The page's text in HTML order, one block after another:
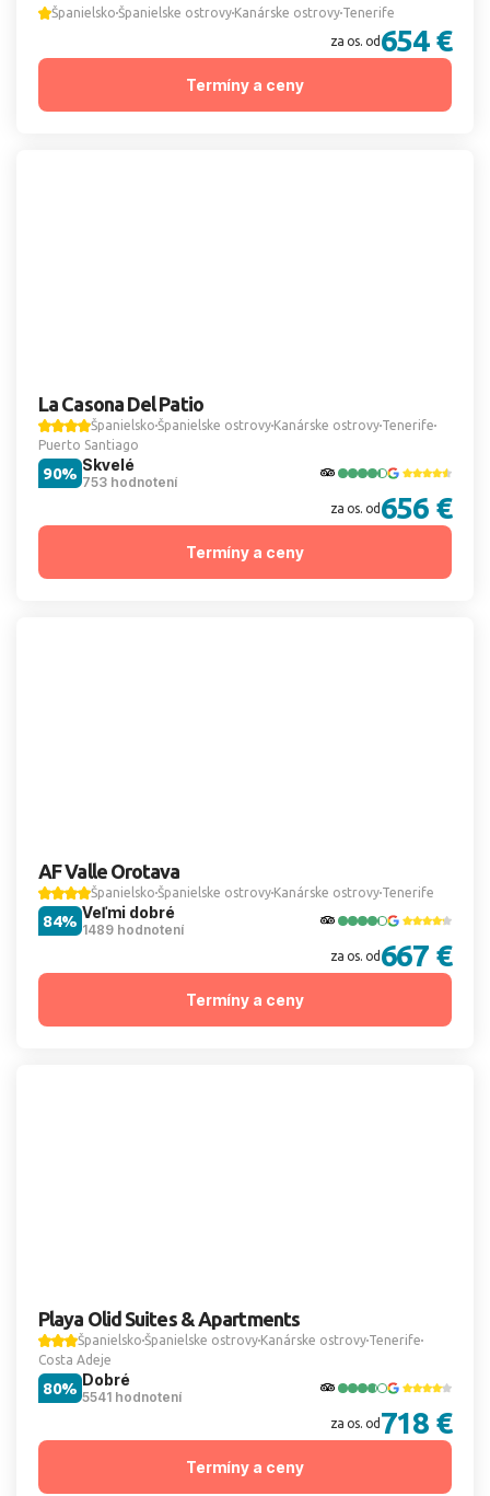
Španielsko Španielske ostrovy Kanárske ostrovy Tenerife
za os. od 654 €
Termíny a ceny
La Casona Del Patio
Španielsko Španielske ostrovy Kanárske ostrovy Tenerife
Puerto Santiago
Skvelé
753 hodnotení
90%
za os. od 656 €
Termíny a ceny
AF Valle Orotava
Španielsko Španielske ostrovy Kanárske ostrovy Tenerife
Veľmi dobré
1489 hodnotení
84%
za os. od 667 €
Termíny a ceny
Playa Olid Suites & Apartments
Španielsko Španielske ostrovy Kanárske ostrovy Tenerife
Costa Adeje
Dobré
5541 hodnotení
80%
za os. od 718 €
Termíny a ceny